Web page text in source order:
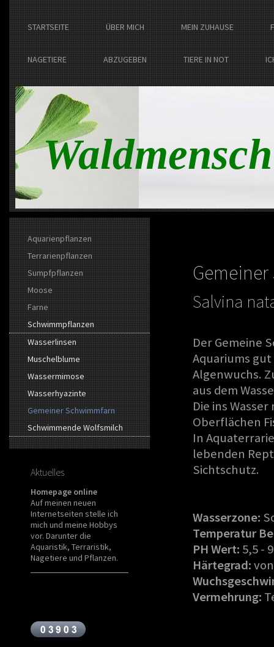
STARTSEITE ÜBER MICH MEIN ZUHAUSE
NAGETIERE ABZUGEBEN TIERE IN NOT
Waldmensch
Aquarienpflanzen
Terrarienpflanzen
Sumpfpflanzen
Moose
Farne
Schwimmpflanzen
Wasserlinsen
Muschelblume
Wassermimose
Wasserhyazinte
Gemeiner Schwimmfarn
Schwimmende Wolfsmilch
Aktuelles
Homepage online
Auf meinen neuen
Internetseiten stelle ich
mich und meine Hobbys
vor. Darunter die
Aquaristik, Terraristik,
Nagetiere und Pflanzen.
Salvina
Der Gemeine
Aquariums
Algenwuchs.
aus dem
Die ins
Oberflächen
In
lebenden
Sichtschutz.
Wasserzone:
Temperatur
PH Wert: 5,5 - 9
Härtegrad:
Vermehrung: